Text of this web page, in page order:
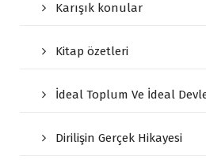
Karışık konular
Kitap özetleri
İdeal Toplum Ve İdeal
Dirilişin Gerçek Hikayesi